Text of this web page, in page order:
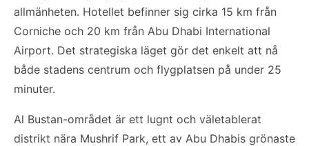
allmänheten. Hotellet befinner sig cirka 15 km från
Corniche och 20 km från Abu Dhabi International
Airport. Det strategiska läget gör det enkelt att nå
både stadens centrum och flygplatsen på under 25
minuter.
Al Bustan-området är ett lugnt och väletablerat
distrikt nära Mushrif Park, ett av Abu Dhabis grönaste